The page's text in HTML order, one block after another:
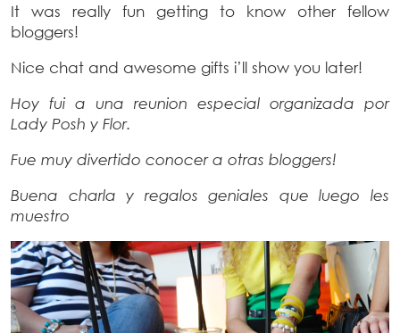
It was really fun getting to know other fellow
bloggers!
Nice chat and awesome gifts i’ll show you later!
Hoy fui a una reunion especial organizada por
Lady Posh y Flor.
Fue muy divertido conocer a otras bloggers!
Buena charla y regalos geniales que luego les
muestro